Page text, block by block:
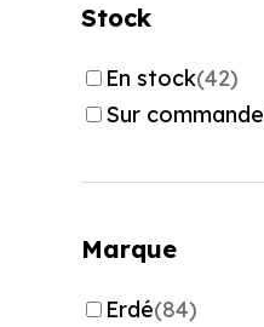
Stock
En stock(42)
Sur commande
Marque
Erdé(84)